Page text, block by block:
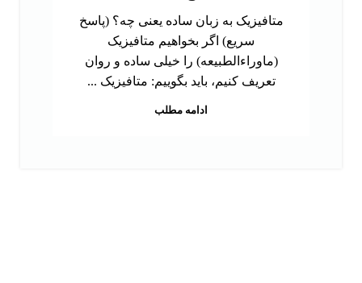
متافیزیک به زبان ساده یعنی چه؟ (پاسخ
سریع) اگر بخواهیم متافیزیک
(ماوراءالطبیعه) را خیلی ساده و روان
تعریف کنیم، باید بگوییم: متافیزیک ...
ادامه مطلب